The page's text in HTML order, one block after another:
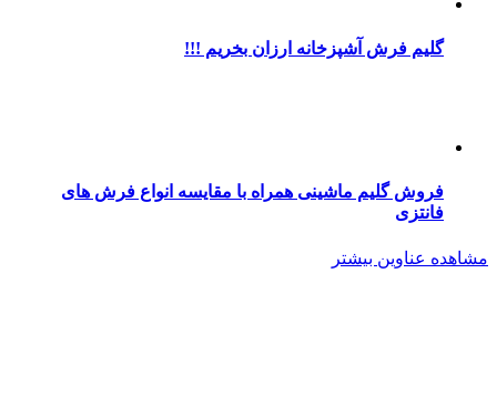
گلیم فرش آشپزخانه ارزان بخریم !!!
فروش گلیم ماشینی همراه با مقایسه انواع فرش های
فانتزی
مشاهده عناوین بیشتر